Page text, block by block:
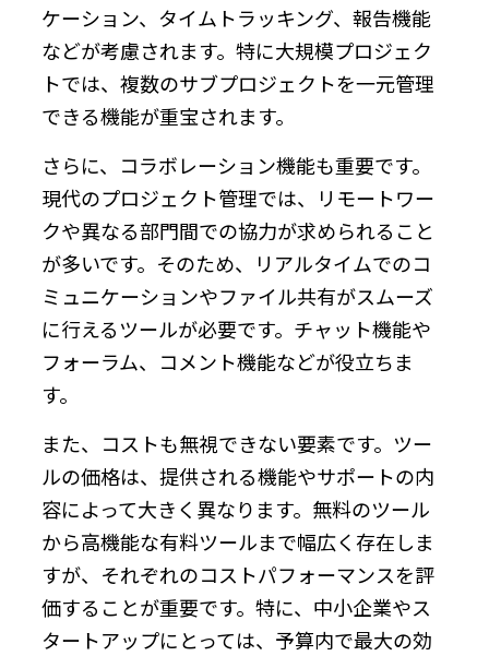
ケーション、タイムトラッキング、報告機能
などが考慮されます。特に大規模プロジェク
トでは、複数のサブプロジェクトを一元管理
できる機能が重宝されます。
さらに、コラボレーション機能も重要です。
現代のプロジェクト管理では、リモートワー
クや異なる部門間での協力が求められること
が多いです。そのため、リアルタイムでのコ
ミュニケーションやファイル共有がスムーズ
に行えるツールが必要です。チャット機能や
フォーラム、コメント機能などが役立ちま
す。
また、コストも無視できない要素です。ツー
ルの価格は、提供される機能やサポートの内
容によって大きく異なります。無料のツール
から高機能な有料ツールまで幅広く存在しま
すが、それぞれのコストパフォーマンスを評
価することが重要です。特に、中小企業やス
タートアップにとっては、予算内で最大の効